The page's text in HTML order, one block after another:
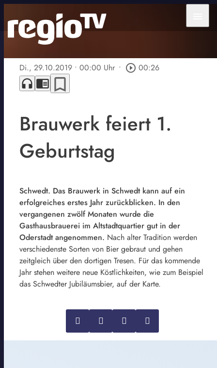
Di., 29.10.2019 • 00:00 Uhr • play_circle_outline 00:26
headphones chrome_reader_mode bookmark_border
Brauwerk feiert 1.
Geburtstag
Schwedt. Das Brauwerk in Schwedt kann auf ein
erfolgreiches erstes Jahr zurückblicken. In den
vergangenen zwölf Monaten wurde die
Gasthausbrauerei im Altstadtquartier gut in der
Oderstadt angenommen. Nach alter Tradition werden
verschiedenste Sorten von Bier gebraut und gehen
zeitgleich über den dortigen Tresen. Für das kommende
Jahr stehen weitere neue Köstlichkeiten, wie zum Beispiel
das Schwedter Jubiläumsbier, auf der Karte.